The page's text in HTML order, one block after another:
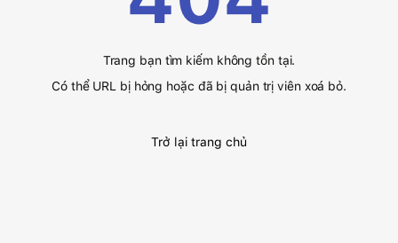
Trang bạn tìm kiếm không tồn tại.
Có thể URL bị hỏng hoặc đã bị quản trị viên xoá bỏ.
Trở lại trang chủ